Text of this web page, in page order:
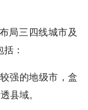
局三四线城市及
：
强的地级市，盒
县域。